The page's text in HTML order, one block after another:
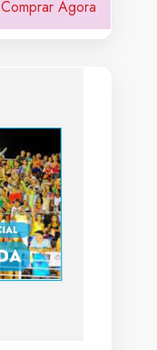
Comprar Agora